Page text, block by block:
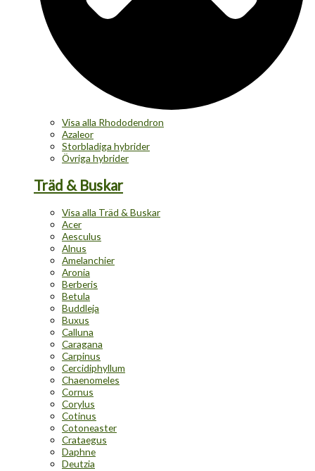
Visa alla Rhododendron
Azaleor
Storbladiga hybrider
Övriga hybrider
Träd & Buskar
Visa alla Träd & Buskar
Acer
Aesculus
Alnus
Amelanchier
Aronia
Berberis
Betula
Buddleja
Buxus
Calluna
Caragana
Carpinus
Cercidiphyllum
Chaenomeles
Cornus
Corylus
Cotinus
Cotoneaster
Crataegus
Daphne
Deutzia